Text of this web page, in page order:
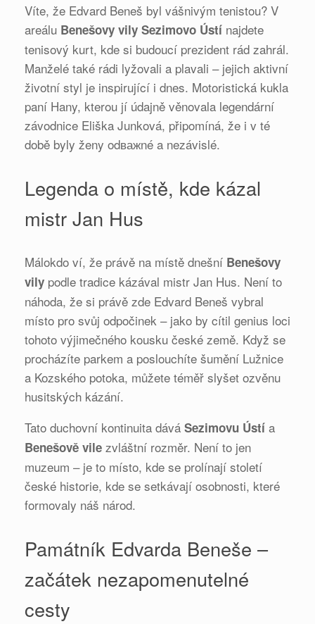
Víte, že Edvard Beneš byl vášnivým tenistou? V
areálu Benešovy vily Sezimovo Ústí najdete
tenisový kurt, kde si budoucí prezident rád zahrál.
Manželé také rádi lyžovali a plavali – jejich aktivní
životní styl je inspirující i dnes. Motoristická kukla
paní Hany, kterou jí údajně věnovala legendární
závodnice Eliška Junková, připomíná, že i v té
době byly ženy odважné a nezávislé.
Legenda o místě, kde kázal
mistr Jan Hus
Málokdo ví, že právě na místě dnešní Benešovy
vily podle tradice kázával mistr Jan Hus. Není to
náhoda, že si právě zde Edvard Beneš vybral
místo pro svůj odpočinek – jako by cítil genius loci
tohoto výjimečného kousku české země. Když se
procházíte parkem a poslouchíte šumění Lužnice
a Kozského potoka, můžete téměř slyšet ozvěnu
husitských kázání.
Tato duchovní kontinuita dává Sezimovu Ústí a
Benešově vile zvláštní rozměr. Není to jen
muzeum – je to místo, kde se prolínají století
české historie, kde se setkávají osobnosti, které
formovaly náš národ.
Památník Edvarda Beneše –
začátek nezapomenutelné
cesty